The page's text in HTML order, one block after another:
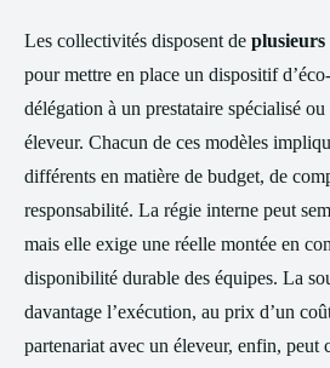
Les collectivités disposent de plusieurs
pour mettre en place un dispositif
délégation à un prestataire spécialisé
éleveur. Chacun de ces modèles
différents en matière de budget, de
responsabilité. La régie interne peut
mais elle exige une réelle montée en
disponibilité durable des équipes. La
davantage l’exécution, au prix d’un
partenariat avec un éleveur, enfin, peut